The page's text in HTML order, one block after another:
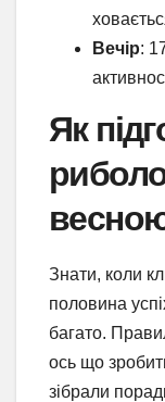
Вечір:
Як
Знати, коли
половина
багато.
ось що
зібрали